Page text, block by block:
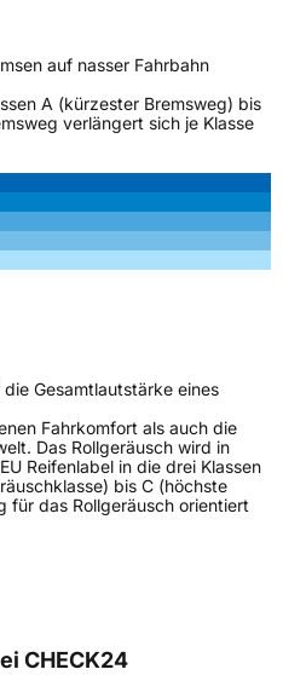
auf nasser Fahrbahn
A (kürzester Bremsweg) bis
verlängert sich je Klasse
Gesamtlautstärke eines
Fahrkomfort als auch die
Das Rollgeräusch wird in
Reifenlabel in die drei Klassen
bis C (höchste
für das Rollgeräusch orientiert
CHECK24